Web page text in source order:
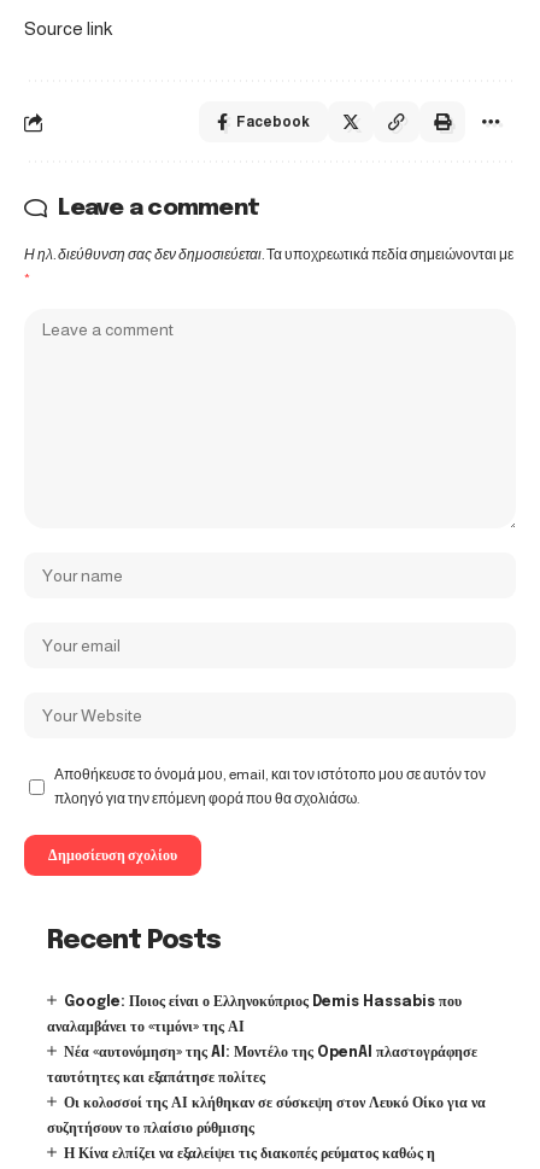
Source link
Facebook
Leave a comment
Η ηλ. διεύθυνση σας δεν δημοσιεύεται.Τα υποχρεωτικά πεδία σημειώνονται με
*
Αποθήκευσε το όνομά μου, email, και τον ιστότοπο μου σε αυτόν τον
πλοηγό για την επόμενη φορά που θα σχολιάσω.
Recent Posts
Google: Ποιος είναι ο Ελληνοκύπριος Demis Hassabis που
αναλαμβάνει το «τιμόνι» της ΑΙ
Νέα «αυτονόμηση» της AI: Μοντέλο της OpenAI πλαστογράφησε
ταυτότητες και εξαπάτησε πολίτες
Οι κολοσσοί της ΑΙ κλήθηκαν σε σύσκεψη στον Λευκό Οίκο για να
συζητήσουν το πλαίσιο ρύθμισης
Η Κίνα ελπίζει να εξαλείψει τις διακοπές ρεύματος καθώς η